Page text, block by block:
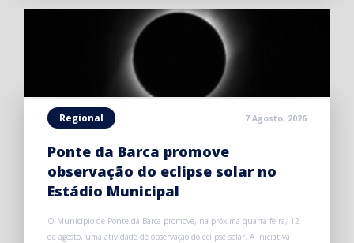
Regional 7 Agosto, 2026
Ponte da Barca promove
observação do eclipse solar no
Estádio Municipal
O Município de Ponte da Barca promove, na próxima quarta-feira, 12
de agosto, uma atividade de observação do eclipse solar. A iniciativa